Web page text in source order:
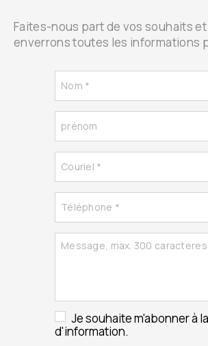
Faites-nous part de vos souhaits
enverrons toutes les informations
Je souhaite m'abonner à
d'information.